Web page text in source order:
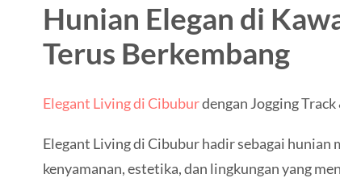
Hunian Elegan di
Terus Berkembang
Elegant Living di Cibuburdengan Jogging
Elegant Living di Cibubur hadir sebagai hunian
kenyamanan, estetika, dan lingkungan yang